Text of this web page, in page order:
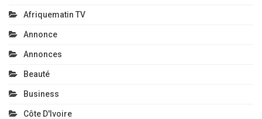
Afriquematin TV
Annonce
Annonces
Beauté
Business
Côte D'Ivoire